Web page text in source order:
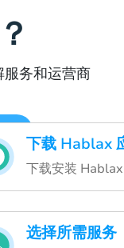
务和运营商
下载 Hablax
下载安装
选择所需服务